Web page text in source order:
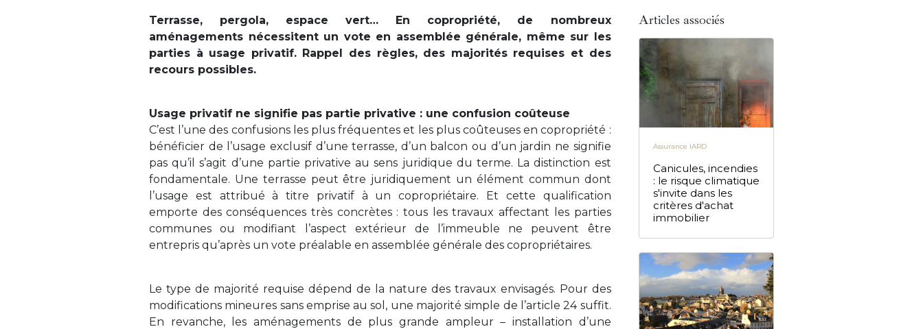
Terrasse, pergola, espace vert… En copropriété, de nombreux
aménagements nécessitent un vote en assemblée générale, même sur les
parties à usage privatif. Rappel des règles, des majorités requises et des
recours possibles.
Usage privatif ne signifie pas partie privative : une confusion coûteuse
C’est l’une des confusions les plus fréquentes et les plus coûteuses en copropriété :
bénéficier de l’usage exclusif d’une terrasse, d’un balcon ou d’un jardin ne signifie
pas qu’il s’agit d’une partie privative au sens juridique du terme. La distinction est
fondamentale. Une terrasse peut être juridiquement un élément commun dont
l’usage est attribué à titre privatif à un copropriétaire. Et cette qualification
emporte des conséquences très concrètes : tous les travaux affectant les parties
communes ou modifiant l’aspect extérieur de l’immeuble ne peuvent être
entrepris qu’après un vote préalable en assemblée générale des copropriétaires.
Le type de majorité requise dépend de la nature des travaux envisagés. Pour des
modifications mineures sans emprise au sol, une majorité simple de l’article 24 suffit.
En revanche, les aménagements de plus grande ampleur – installation d’une
Articles associés
Assurance IARD
Canicules, incendies
: le risque climatique
s'invite dans les
critères d'achat
immobilier